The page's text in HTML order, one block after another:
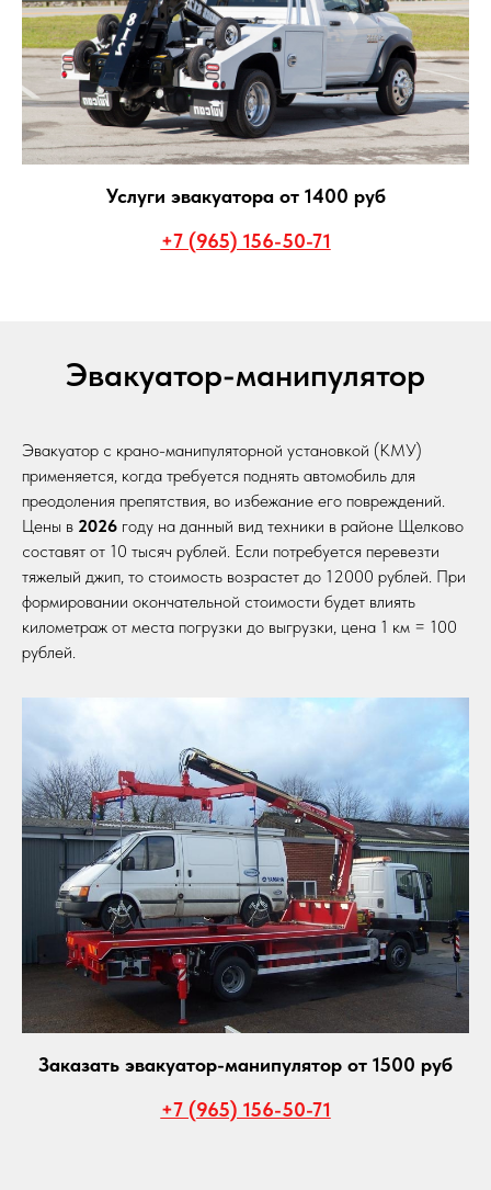
Услуги эвакуатора от 1400 руб
+7 (965) 156-50-71
Эвакуатор-манипулятор
Эвакуатор с крано-манипуляторной установкой (КМУ)
применяется, когда требуется поднять автомобиль для
преодоления препятствия, во избежание его повреждений.
Цены в 2026 году на данный вид техники в районе Щелково
составят от 10 тысяч рублей. Если потребуется перевезти
тяжелый джип, то стоимость возрастет до 12000 рублей. При
формировании окончательной стоимости будет влиять
километраж от места погрузки до выгрузки, цена 1 км = 100
рублей.
Заказать эвакуатор-манипулятор от 1500 руб
+7 (965) 156-50-71